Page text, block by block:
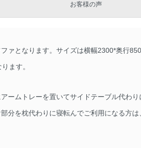
お客様の声
ァとなります。サイズは横幅2300*奥行
ます。
ームトレーを置いてサイドテーブル代わ
分を枕代わりに寝転んでご利用になる方